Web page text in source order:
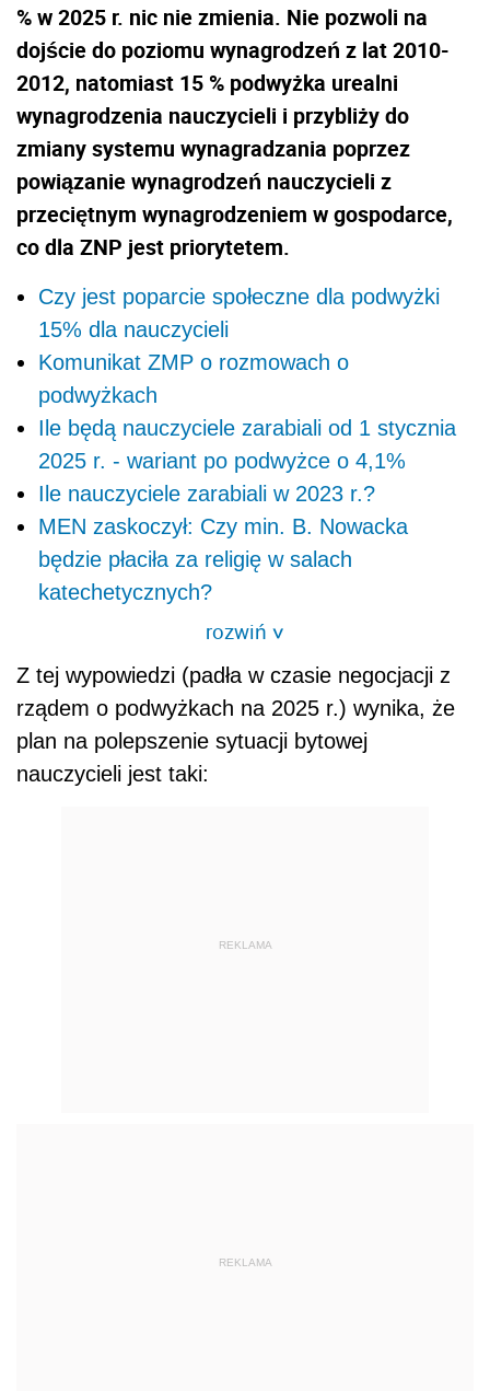
% w 2025 r. nic nie zmienia. Nie pozwoli na
dojście do poziomu wynagrodzeń z lat 2010-
2012, natomiast 15 % podwyżka urealni
wynagrodzenia nauczycieli i przybliży do
zmiany systemu wynagradzania poprzez
powiązanie wynagrodzeń nauczycieli z
przeciętnym wynagrodzeniem w gospodarce,
co dla ZNP jest priorytetem.
Czy jest poparcie społeczne dla podwyżki
15% dla nauczycieli
Komunikat ZMP o rozmowach o
podwyżkach
Ile będą nauczyciele zarabiali od 1 stycznia
2025 r. - wariant po podwyżce o 4,1%
Ile nauczyciele zarabiali w 2023 r.?
MEN zaskoczył: Czy min. B. Nowacka
będzie płaciła za religię w salach
katechetycznych?
rozwiń>
Z tej wypowiedzi (padła w czasie negocjacji z
rządem o podwyżkach na 2025 r.) wynika, że
plan na polepszenie sytuacji bytowej
nauczycieli jest taki:
REKLAMA
REKLAMA